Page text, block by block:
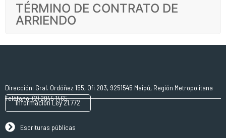
TÉRMINO DE CONTRATO DE
ARRIENDO
Dirección: Gral. Ordóñez 155, Ofi 203, 9251545 Maipú, Región Metropolitana
Teléfono: (2) 2945 1465
Información Ley 21.772
Escrituras públicas